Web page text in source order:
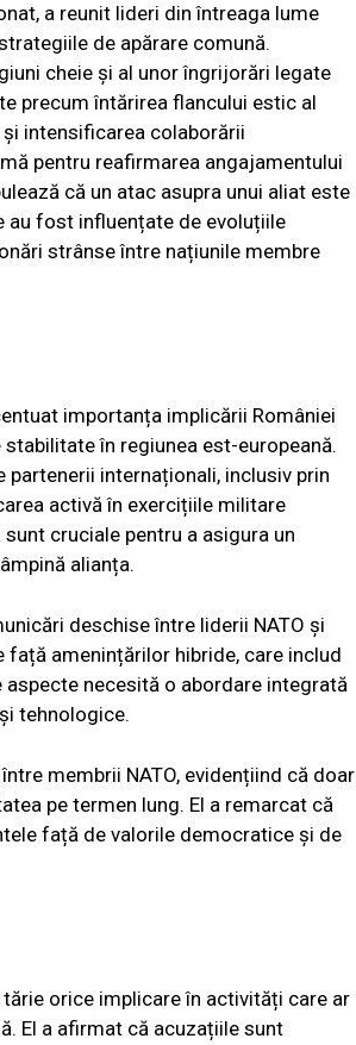
a reunit lideri din întreaga lume
de apărare comună.
cheie și al unor îngrijorări legate
precum întărirea flancului estic al
intensificarea colaborării
pentru reafirmarea angajamentului
că un atac asupra unui aliat este
au fost influențate de evoluțiile
strânse între națiunile membre
importanța implicării României
în regiunea est-europeană.
partenerii internaționali, inclusiv prin
activă în exercițiile militare
cruciale pentru a asigura un
alianța.
deschise între liderii NATO și
amenințărilor hibride, care includ
necesită o abordare integrată
tehnologice.
membrii NATO, evidențiind că doar
pe termen lung. El a remarcat că
față de valorile democratice și de
orice implicare în activități care ar
El a afirmat că acuzațiile sunt